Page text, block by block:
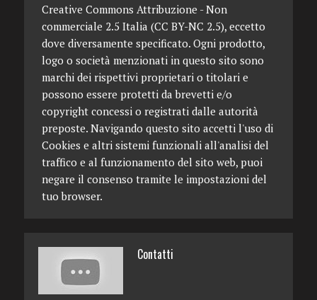
Creative Commons Attribuzione - Non
commerciale 2.5 Italia (CC BY-NC 2.5), eccetto
dove diversamente specificato. Ogni prodotto,
logo o società menzionati in questo sito sono
marchi dei rispettivi proprietari o titolari e
possono essere protetti da brevetti e/o
copyright concessi o registrati dalle autorità
preposte. Navigando questo sito accetti l'uso di
Cookies e altri sistemi funzionali all'analisi del
traffico e al funzionamento del sito web, puoi
negare il consenso tramite le impostazioni del
tuo browser.
Contatti